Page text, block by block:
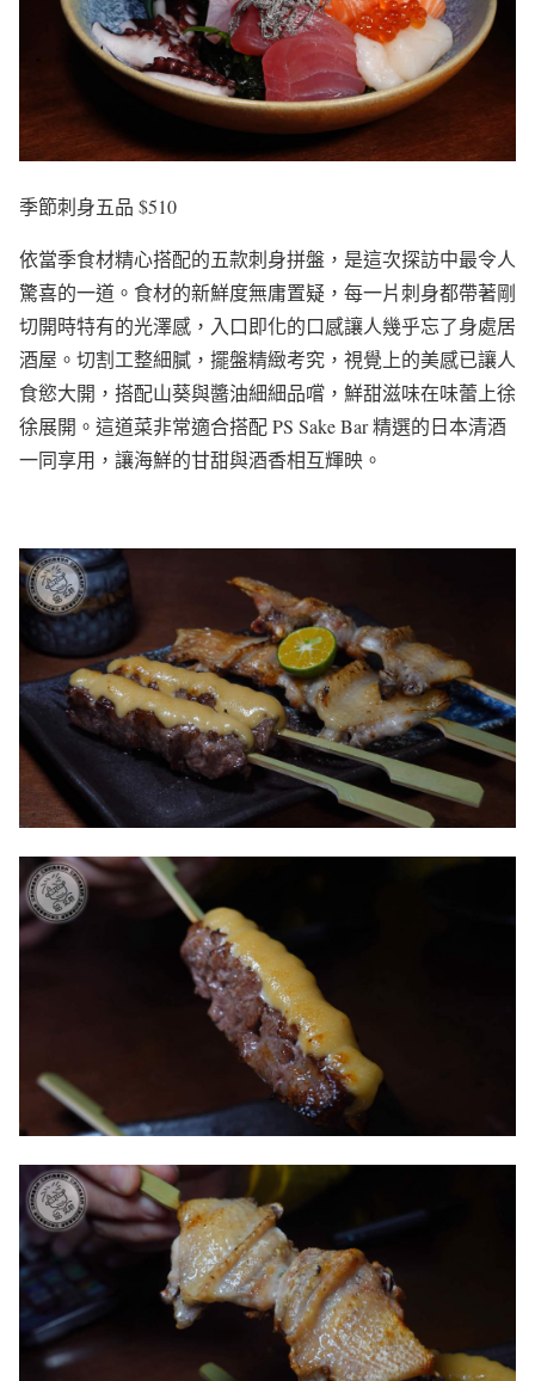
季節刺身五品 $510
依當季食材精心搭配的五款刺身拼盤，是這次探訪中最令人
驚喜的一道。食材的新鮮度無庸置疑，每一片刺身都帶著剛
切開時特有的光澤感，入口即化的口感讓人幾乎忘了身處居
酒屋。切割工整細膩，擺盤精緻考究，視覺上的美感已讓人
食慾大開，搭配山葵與醬油細細品嚐，鮮甜滋味在味蕾上徐
徐展開。這道菜非常適合搭配 PS Sake Bar 精選的日本清酒
一同享用，讓海鮮的甘甜與酒香相互輝映。